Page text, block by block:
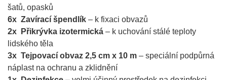
šatů, opasků
6x Zavírací špendlík – k fixaci obvazů
2x Přikrývka izotermická – k uchování stálé teploty
lidského těla
3x Tejpovací obvaz 2,5 cm x 10 m – speciální podpůrná
náplast na ochranu a zklidnění